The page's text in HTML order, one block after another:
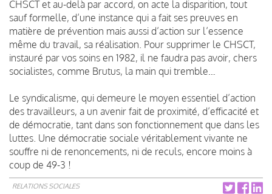
CHSCT et au-delà par accord, on acte la disparition, tout
sauf formelle, d’une instance qui a fait ses preuves en
matière de prévention mais aussi d’action sur l’essence
même du travail, sa réalisation. Pour supprimer le CHSCT,
instauré par vos soins en 1982, il ne faudra pas avoir, chers
socialistes, comme Brutus, la main qui tremble…
Le syndicalisme, qui demeure le moyen essentiel d’action
des travailleurs, a un avenir fait de proximité, d’efficacité et
de démocratie, tant dans son fonctionnement que dans les
luttes. Une démocratie sociale véritablement vivante ne
souffre ni de renoncements, ni de reculs, encore moins à
coup de 49-3 !
RELATIONS SOCIALES